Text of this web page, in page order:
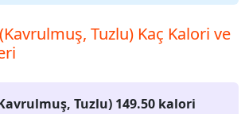
Tuzlu) Kaç Kalori ve
Tuzlu) 149.50 kalori